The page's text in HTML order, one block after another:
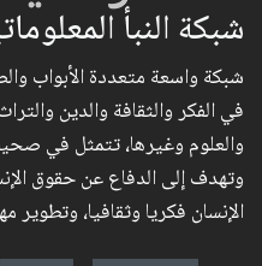
شبكة النبأ
شبكة واسعة متعددة الأبواب
في الفكر والثقافة والدين
والعلوم وغيرها، تتمثل في
وتهدف إلى الدفاع عن حقوق
الإنسان فكريا وثقافيا، وتطوير